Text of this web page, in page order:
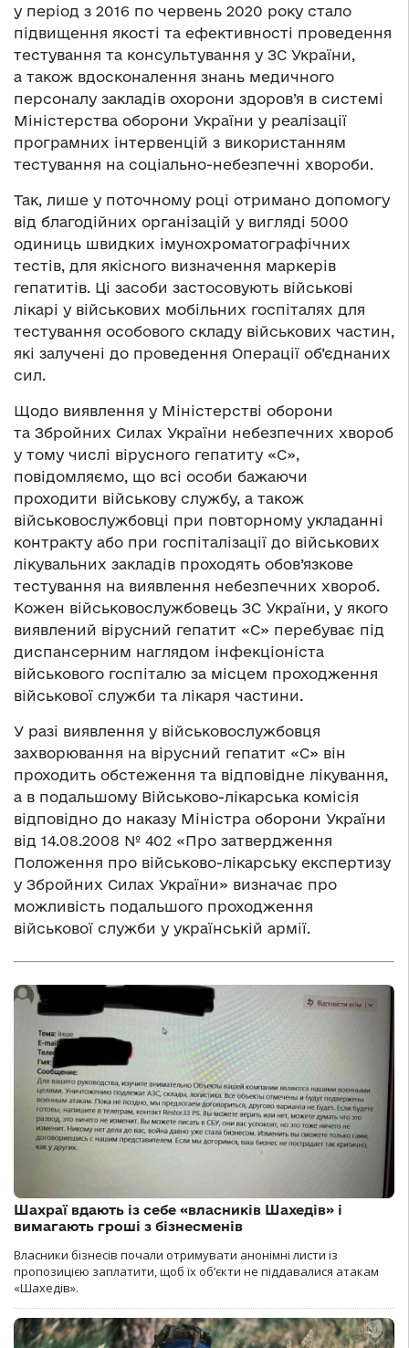
у період з 2016 по червень 2020 року стало
підвищення якості та ефективності проведення
тестування та консультування у ЗС України,
а також вдосконалення знань медичного
персоналу закладів охорони здоров’я в системі
Міністерства оборони України у реалізації
програмних інтервенцій з використанням
тестування на соціально-небезпечні хвороби.
Так, лише у поточному році отримано допомогу
від благодійних організацій у вигляді 5000
одиниць швидких імунохроматографічних
тестів, для якісного визначення маркерів
гепатитів. Ці засоби застосовують військові
лікарі у військових мобільних госпіталях для
тестування особового складу військових частин,
які залучені до проведення Операції об’єднаних
сил.
Щодо виявлення у Міністерстві оборони
та Збройних Силах України небезпечних хвороб
у тому числі вірусного гепатиту «С»,
повідомляємо, що всі особи бажаючи
проходити військову службу, а також
військовослужбовці при повторному укладанні
контракту або при госпіталізації до військових
лікувальних закладів проходять обов’язкове
тестування на виявлення небезпечних хвороб.
Кожен військовослужбовець ЗС України, у якого
виявлений вірусний гепатит «С» перебуває під
диспансерним наглядом інфекціоніста
військового госпіталю за місцем проходження
військової служби та лікаря частини.
У разі виявлення у військовослужбовця
захворювання на вірусний гепатит «С» він
проходить обстеження та відповідне лікування,
а в подальшому Військово-лікарська комісія
відповідно до наказу Міністра оборони України
від 14.08.2008 № 402 «Про затвердження
Положення про військово-лікарську експертизу
у Збройних Силах України» визначає про
можливість подальшого проходження
військової служби у українській армії.
Шахраї вдають із себе «власників Шахедів» і
вимагають гроші з бізнесменів
Власники бізнесів почали отримувати анонімні листи із
пропозицією заплатити, щоб їх об’єкти не піддавалися атакам
«Шахедів».